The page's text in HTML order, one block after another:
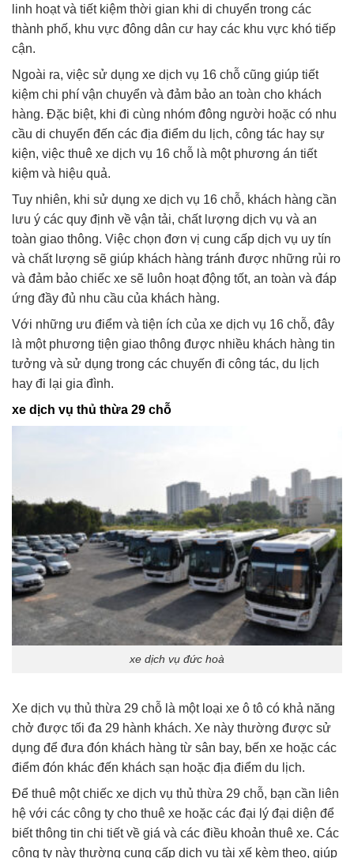
linh hoạt và tiết kiệm thời gian khi di chuyển trong các
thành phố, khu vực đông dân cư hay các khu vực khó tiếp
cận.
Ngoài ra, việc sử dụng xe dịch vụ 16 chỗ cũng giúp tiết
kiệm chi phí vận chuyển và đảm bảo an toàn cho khách
hàng. Đặc biệt, khi đi cùng nhóm đông người hoặc có nhu
cầu di chuyển đến các địa điểm du lịch, công tác hay sự
kiện, việc thuê xe dịch vụ 16 chỗ là một phương án tiết
kiệm và hiệu quả.
Tuy nhiên, khi sử dụng xe dịch vụ 16 chỗ, khách hàng cần
lưu ý các quy định về vận tải, chất lượng dịch vụ và an
toàn giao thông. Việc chọn đơn vị cung cấp dịch vụ uy tín
và chất lượng sẽ giúp khách hàng tránh được những rủi ro
và đảm bảo chiếc xe sẽ luôn hoạt động tốt, an toàn và đáp
ứng đầy đủ nhu cầu của khách hàng.
Với những ưu điểm và tiện ích của xe dịch vụ 16 chỗ, đây
là một phương tiện giao thông được nhiều khách hàng tin
tưởng và sử dụng trong các chuyến đi công tác, du lịch
hay đi lại gia đình.
xe dịch vụ thủ thừa 29 chỗ
xe dịch vụ đức hoà
Xe dịch vụ thủ thừa 29 chỗ là một loại xe ô tô có khả năng
chở được tối đa 29 hành khách. Xe này thường được sử
dụng để đưa đón khách hàng từ sân bay, bến xe hoặc các
điểm đón khác đến khách sạn hoặc địa điểm du lịch.
Để thuê một chiếc xe dịch vụ thủ thừa 29 chỗ, bạn cần liên
hệ với các công ty cho thuê xe hoặc các đại lý đại diện để
biết thông tin chi tiết về giá và các điều khoản thuê xe. Các
công ty này thường cung cấp dịch vụ tài xế kèm theo, giúp